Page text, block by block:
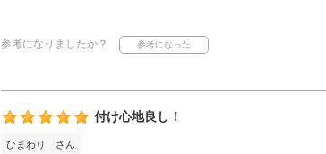
参考になりましたか？
付け心地良し！
ひまわり さん